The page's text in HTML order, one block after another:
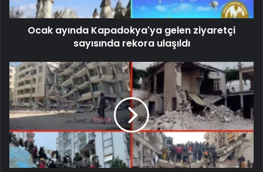
Ocak ayında Kapadokya'ya gelen ziyaretçi
sayısında rekora ulaşıldı